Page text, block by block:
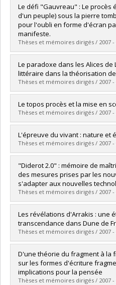
Diplômé(e) :Simard, Charles
Cycle :Maîtrise
Diplôme obtenu :M.A.
Lien vers le document dans
Le défi "Gauvreau" : Le procès
d'un peuple) sous la pierre
pour l'oubli en forme d'écran
manifeste.
Thèses et mémoires dirigés / 2007 -
Diplômé(e) : Rose, Yohann
Cycle :Maîtrise
Diplôme obtenu :M.A.
Lien vers le document dans
Le paradoxe dans les Alices de
littéraire dans la théorisation
Thèses et mémoires dirigés / 2007 -
Diplômé(e) :Faucher, Benoît
Cycle : Maîtrise
Diplôme obtenu :M.A.
Lien vers le document dans
Le topos procès et la mise en
Thèses et mémoires dirigés / 2007 -
Diplômé(e) : Giguère, Christian
Cycle : Doctorat
Diplôme obtenu :Ph. D.
Lien vers le document dans
L'épreuve du vivant : nature et
Thèses et mémoires dirigés / 2007 -
Diplômé(e) : Laberge-Bélair,
Cycle :Maîtrise
Diplôme obtenu :M.A.
Lien vers le document dans
"Diderot 2.0" : mémoire de
des mesures prises par les
s'adapter aux nouvelles
Thèses et mémoires dirigés / 2007 -
Diplômé(e) :Péloquin, André
Cycle :Maîtrise
Diplôme obtenu :M.A.
Lien vers le document dans
Les révélations d'Arrakis : une
transcendance dans Dune de
Thèses et mémoires dirigés / 2007 -
Diplômé(e) :Gill, Charles-
Cycle : Maîtrise
Diplôme obtenu : M.A.
Lien vers le document dans
D'une théorie du fragment à la
sur les formes d'écriture
implications pour la pensée
Thèses et mémoires dirigés / 2007 -